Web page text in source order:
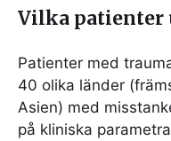
Vilka patienter
Patienter med
40 olika länder
Asien) med
på kliniska